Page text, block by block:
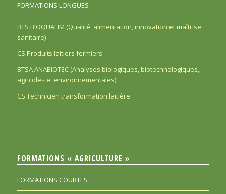
FORMATIONS LONGUES
BTS BIOQUALIM (Qualité, alimentation, innovation et maîtrise
sanitaire)
CS Produits laitiers fermiers
BTSA ANABIOTEC (Analyses biologiques, biotechnologiques,
agricoles et environnementales)
CS Technicien transformation laitière
FORMATIONS « AGRICULTURE »
FORMATIONS COURTES